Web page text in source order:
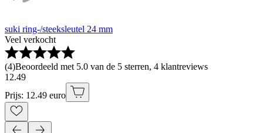
suki ring-/steeksleutel 24 mm
Veel verkocht
(4)Beoordeeld met 5.0 van de 5 sterren, 4 klantreviews
12.49
Prijs: 12.49 euro